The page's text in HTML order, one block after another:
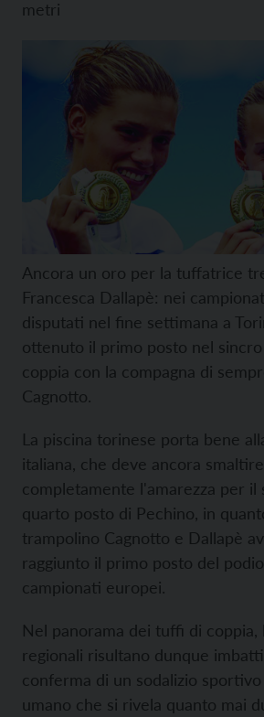
metri
Ancora un oro per la tuffatrice
Francesca Dallapè: nei
disputati nel fine settimana a
ottenuto il primo posto nel
coppia con la compagna di
Cagnotto.
La piscina torinese porta bene
italiana, che deve ancora smaltire
completamente l'amarezza per il
quarto posto di Pechino, in
trampolino Cagnotto e Dallapè
raggiunto il primo posto del
campionati europei.
Nel panorama dei tuffi di coppia,
regionali risultano dunque
conferma di un sodalizio sportivo
umano che si rivela quanto mai